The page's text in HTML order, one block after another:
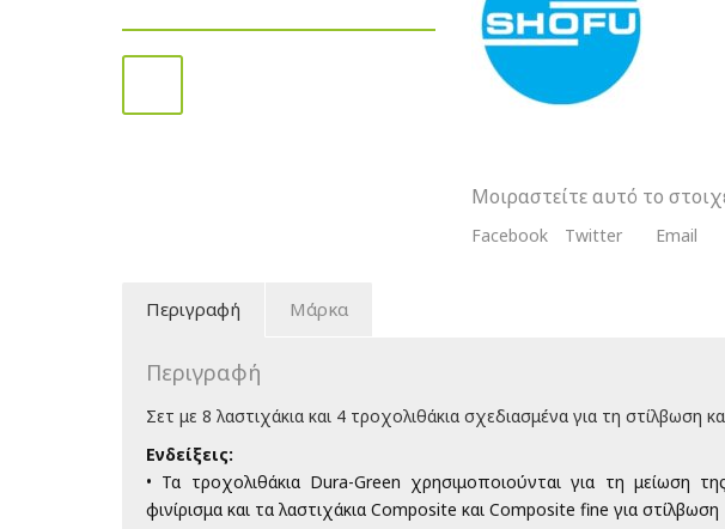
CA
Shank
Λαστιχάκια
Και
Τροχολιθάκια
Μοιραστείτε αυτό το
Facebook Twitter Email
Περιγραφή Μάρκα
Περιγραφή
Σετ με 8 λαστιχάκια και 4 τροχολιθάκια σχεδιασμένα για τη στίλβωση
Ενδείξεις:
• Τα τροχολιθάκια Dura-Green χρησιμοποιούνται για τη μείωση
φινίρισμα και τα λαστιχάκια Composite και Composite fine για στίλβωση